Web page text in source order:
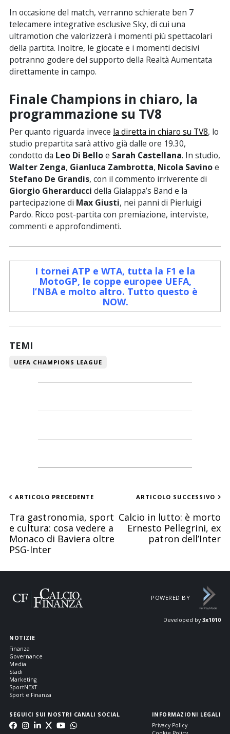
In occasione del match, verranno schierate ben 7
telecamere integrative esclusive Sky, di cui una
ultramotion che valorizzerà i momenti più spettacolari
della partita. Inoltre, le giocate e i momenti decisivi
potranno godere del supporto della Realtà Aumentata
direttamente in campo.
Finale Champions in chiaro, la
programmazione su TV8
Per quanto riguarda invece la diretta in chiaro su TV8, lo
studio prepartita sarà attivo già dalle ore 19.30,
condotto da Leo Di Belloe Sarah Castellana. In studio,
Walter Zenga, Gianluca Zambrotta, Nicola Savinoe
Stefano De Grandis, con il commento irriverente di
Giorgio Gherarducci della Gialappa’s Band e la
partecipazione di Max Giusti, nei panni di Pierluigi
Pardo. Ricco post-partita con premiazione, interviste,
commenti e approfondimenti.
I tornei ATP e WTA, tutta la F1 e la
MotoGP, le coppe europee UEFA,
l’NBA e molto altro. Tutto questo è
NOW.
TEMI
UEFA CHAMPIONS LEAGUE
ARTICOLO PRECEDENTE
Tra gastronomia, sport
e cultura: cosa vedere a
Monaco di Baviera oltre
PSG-Inter
ARTICOLO SUCCESSIVO
Calcio in lutto: è morto
Ernesto Pellegrini, ex
patron dell’Inter
POWERED BY
Developed by 3x1010
NOTIZIE
Finanza
Governance
Media
Stadi
Marketing
SportNEXT
Sport e Finanza
SEGUICI SUI NOSTRI CANALI SOCIAL
INFORMAZIONI LEGALI
Privacy Policy